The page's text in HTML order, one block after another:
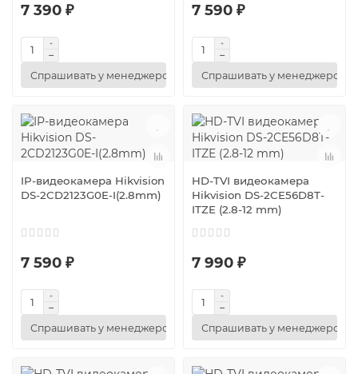
7 390 ₽
Спрашивать у менеджеров
7 590 ₽
Спрашивать у менеджеров
IP-видеокамера Hikvision
DS-2CD2123G0E-I(2.8mm)
7 590 ₽
Спрашивать у менеджеров
HD-TVI видеокамера
Hikvision DS-2CE56D8T-
ITZE (2.8-12 mm)
7 990 ₽
Спрашивать у менеджеров